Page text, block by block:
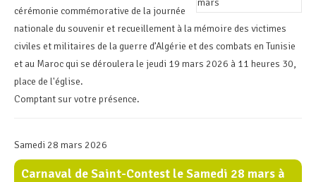
cérémonie commémorative de la journée
nationale du souvenir et recueillement à la mémoire des victimes
civiles et militaires de la guerre d’Algérie et des combats en Tunisie
et au Maroc qui se déroulera le jeudi 19 mars 2026 à 11 heures 30,
place de l'église.
Comptant sur votre présence.
Samedi 28 mars 2026
Carnaval de Saint-Contest le Samedi 28 mars à